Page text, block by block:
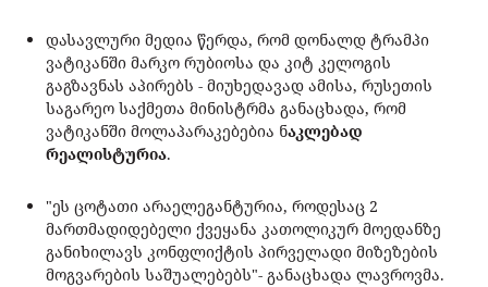
დასავლური მედია წერდა, რომ დონალდ ტრამპი
ვატიკანში მარკო რუბიოსა და კიტ კელოგის
გაგზავნას აპირებს - მიუხედავად ამისა, რუსეთის
საგარეო საქმეთა მინისტრმა განაცხადა, რომ
ვატიკანში მოლაპარაკებებია ნაკლებად
რეალისტურია.
"ეს ცოტათი არაელეგანტურია, როდესაც 2
მართმადიდებელი ქვეყანა კათოლიკურ მოედანზე
განიხილავს კონფლიქტის პირველადი მიზეზების
მოგვარების საშუალებებს"- განაცხადა ლავროვმა.